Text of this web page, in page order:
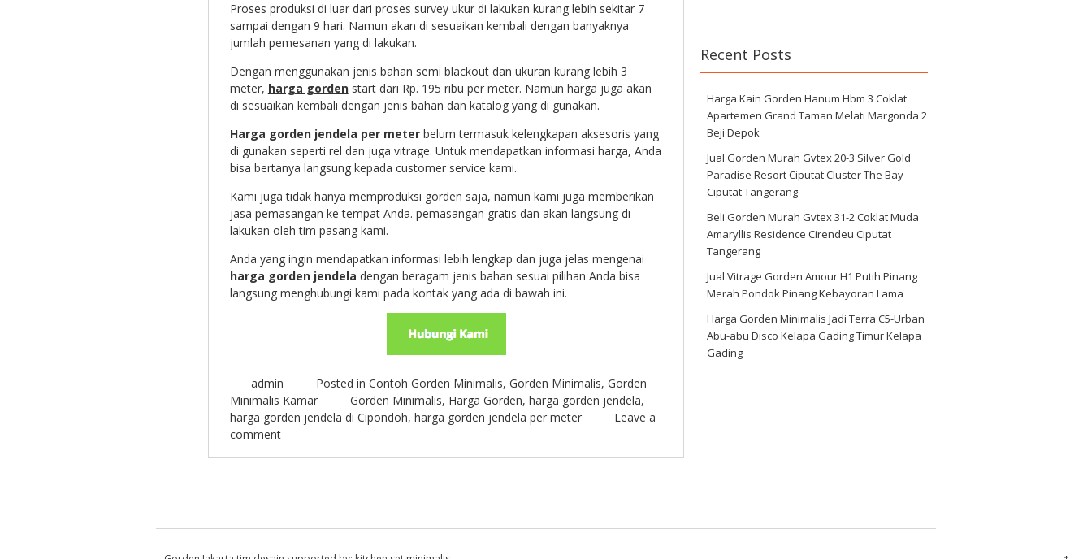
Proses produksi di luar dari proses survey ukur di lakukan kurang lebih sekitar 7
sampai dengan 9 hari. Namun akan di sesuaikan kembali dengan banyaknya
jumlah pemesanan yang di lakukan.
Dengan menggunakan jenis bahan semi blackout dan ukuran kurang lebih 3
meter, harga gordenstart dari Rp. 195 ribu per meter. Namun harga juga akan
di sesuaikan kembali dengan jenis bahan dan katalog yang di gunakan.
Harga gorden jendela per meterbelum termasuk kelengkapan aksesoris yang
di gunakan seperti rel dan juga vitrage. Untuk mendapatkan informasi harga, Anda
bisa bertanya langsung kepada customer service kami.
Kami juga tidak hanya memproduksi gorden saja, namun kami juga memberikan
jasa pemasangan ke tempat Anda. pemasangan gratis dan akan langsung di
lakukan oleh tim pasang kami.
Anda yang ingin mendapatkan informasi lebih lengkap dan juga jelas mengenai
harga gorden jendela dengan beragam jenis bahan sesuai pilihan Anda bisa
langsung menghubungi kami pada kontak yang ada di bawah ini.
admin Posted in Contoh Gorden Minimalis, Gorden Minimalis, Gorden
Minimalis Kamar
Gorden Minimalis, Harga Gorden, harga gorden jendela,
harga gorden jendela di Cipondoh, harga gorden jendela per meter
Leave a
comment
Recent Posts
Harga Kain Gorden Hanum Hbm 3 Coklat
Apartemen Grand Taman Melati Margonda 2
Beji Depok
Jual Gorden Murah Gvtex 20-3 Silver Gold
Paradise Resort Ciputat Cluster The Bay
Ciputat Tangerang
Beli Gorden Murah Gvtex 31-2 Coklat Muda
Amaryllis Residence Cirendeu Ciputat
Tangerang
Jual Vitrage Gorden Amour H1 Putih Pinang
Merah Pondok Pinang Kebayoran Lama
Harga Gorden Minimalis Jadi Terra C5-Urban
Abu-abu Disco Kelapa Gading Timur Kelapa
Gading